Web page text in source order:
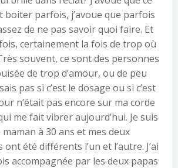
boiter parfois, j’avoue que parfois
de ne pas savoir quoi faire. Et
certainement la fois de trop où
souvent, ce sont des personnes
de trop d’amour, ou de peu
pas si c’est le dosage ou si c’est
n’était pas encore sur ma corde
me fait vibrer aujourd’hui. Je suis
à 30 ans et mes deux
été différents l’un et l’autre. J’ai
accompagnée par les deux papas